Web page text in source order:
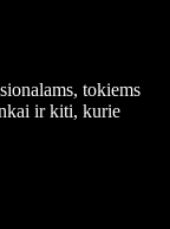
tokiems
ir kiti, kurie